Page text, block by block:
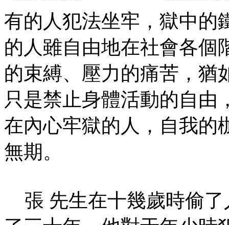
有的人犯法坐牢，獄中的
的人雖自由地在社會各個
的束縛、壓力的痛苦，猶
只是禁止身體活動的自由
在內心牢獄的人，自我的
無期。
張 先生在十幾歲時偷了